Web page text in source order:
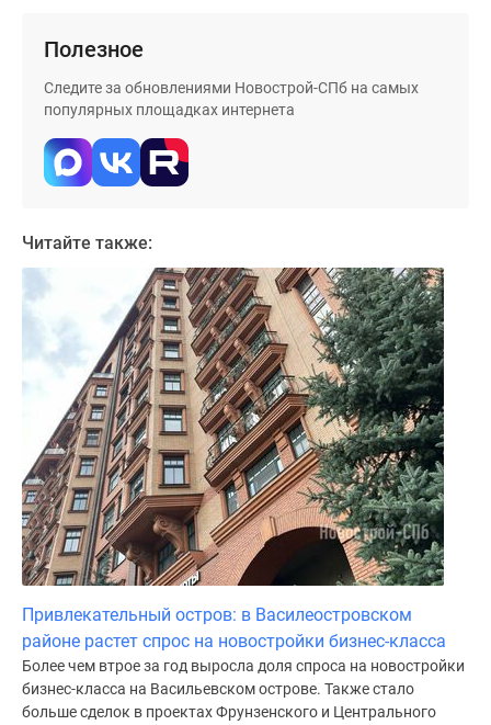
Полезное
Следите за обновлениями Новострой-СПб на самых
популярных площадках интернета
Читайте также:
Привлекательный остров: в Василеостровском
районе растет спрос на новостройки бизнес-класса
Более чем втрое за год выросла доля спроса на новостройки
бизнес-класса на Васильевском острове. Также стало
больше сделок в проектах Фрунзенского и Центрального